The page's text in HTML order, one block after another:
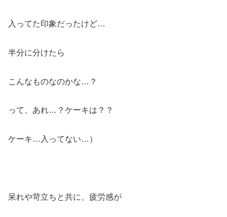
入ってた印象だったけど…
半分に分けたら
こんなものなのかな…？
って、あれ…？ケーキは？？
ケーキ…入ってない…）
呆れや苛立ちと共に、疲労感が